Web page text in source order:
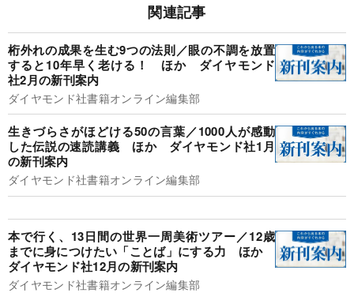
関連記事
桁外れの成果を生む9つの法則／眼の不調を放置
すると10年早く老ける！ ほか ダイヤモンド
社2月の新刊案内
ダイヤモンド社書籍オンライン編集部
生きづらさがほどける50の言葉／1000人が感動
した伝説の速読講義 ほか ダイヤモンド社1月
の新刊案内
ダイヤモンド社書籍オンライン編集部
本で行く、13日間の世界一周美術ツアー／12歳
までに身につけたい「ことば」にする力 ほか
ダイヤモンド社12月の新刊案内
ダイヤモンド社書籍オンライン編集部